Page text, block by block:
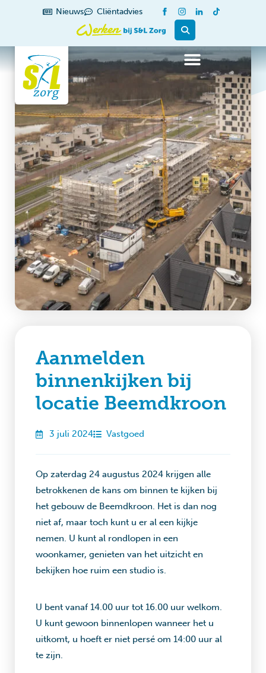
Nieuws Cliëntadvies
Aanmelden
binnenkijken bij
locatie Beemdkroon
3 juli 2024 Vastgoed
Op zaterdag 24 augustus 2024 krijgen alle
betrokkenen de kans om binnen te kijken bij
het gebouw de Beemdkroon. Het is dan nog
niet af, maar toch kunt u er al een kijkje
nemen. U kunt al rondlopen in een
woonkamer, genieten van het uitzicht en
bekijken hoe ruim een studio is.
U bent vanaf 14.00 uur tot 16.00 uur welkom.
U kunt gewoon binnenlopen wanneer het u
uitkomt, u hoeft er niet persé om 14:00 uur al
te zijn.